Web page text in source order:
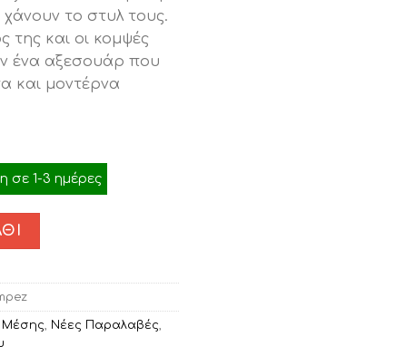
το στυλ τους.
της και οι κομψές
ένα αξεσουάρ που
και μοντέρνα
1-3 ημέρες
Μέσης, Νέες Παραλαβές,